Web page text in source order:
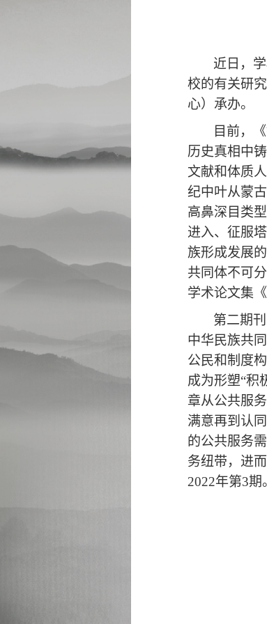
近日，
校的有关研
心）承办。
目前，
历史真相中
文献和体质
纪中叶从蒙
高鼻深目类
进入、征服
族形成发展
共同体不可
学术论文集
第二期
中华民族共
公民和制度
成为形塑“积
章从公共服
满意再到认
的公共服务
务纽带，进
2022年第3期